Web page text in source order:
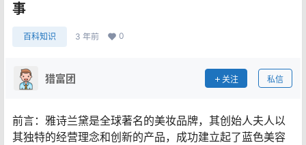
事
百科知识 3 年前 0
猎富团 关注 私信
前言：雅诗兰黛是全球著名的美妆品牌，其创始人夫人以
其独特的经营理念和创新的产品，成功建立起了蓝色美容